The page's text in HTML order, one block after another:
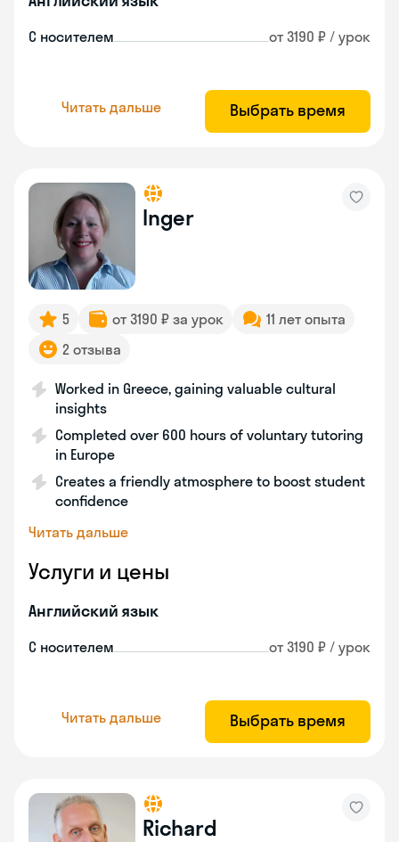
С носителем от 3190 ₽ / урок
Читать дальше Выбрать время
Inger
5 от 3190 ₽ за урок
11 лет опыта
2 отзыва
Worked in Greece, gaining valuable cultural
insights
Completed over 600 hours of voluntary tutoring
in Europe
Creates a friendly atmosphere to boost student
confidence
Читать дальше
Услуги и цены
Английский язык
С носителем от 3190 ₽ / урок
Читать дальше Выбрать время
Richard